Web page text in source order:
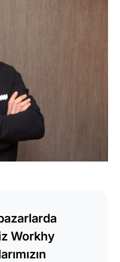
Workhy